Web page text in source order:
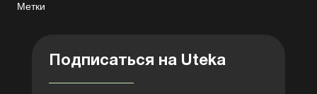
Метки
Подписаться на Uteka